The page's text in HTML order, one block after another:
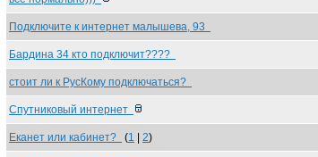
Подключите к интернет малышева, 93
Бардина 34 кто подключит????
стоит ли к РусКому подключаться?
Спутниковый интернет
Еканет или кабинет? (1 2)